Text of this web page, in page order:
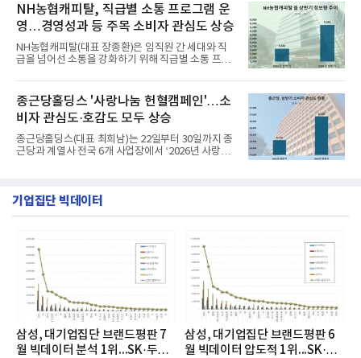
NH농협캐피탈, 직급별 소통 프로그램 운
영…경영성과 등 주목 소비자 관심도 상승
NH농협캐피탈(대표 장종환)은 임직원 간 세대와 직
급을 넘어선 소통을 강화하기 위해 직급별 소통 프로
종근당홀딩스 '사랑나눔 헌혈캠페인'…소
비자 관심도·호감도 모두 상승
종근당홀딩스(대표 최희남)는 22일부터 30일까지 종
근당과 계열사 전국 6개 사업장에서 ‘2026년 사랑나
기업집단 빅데이터
삼성, 대기업집단 브랜드평판 7
월 빅데이터 분석 1위...SK·두산·
삼성, 대기업집단 브랜드평판 6
월 빅데이터 압도적 1위...SK·한